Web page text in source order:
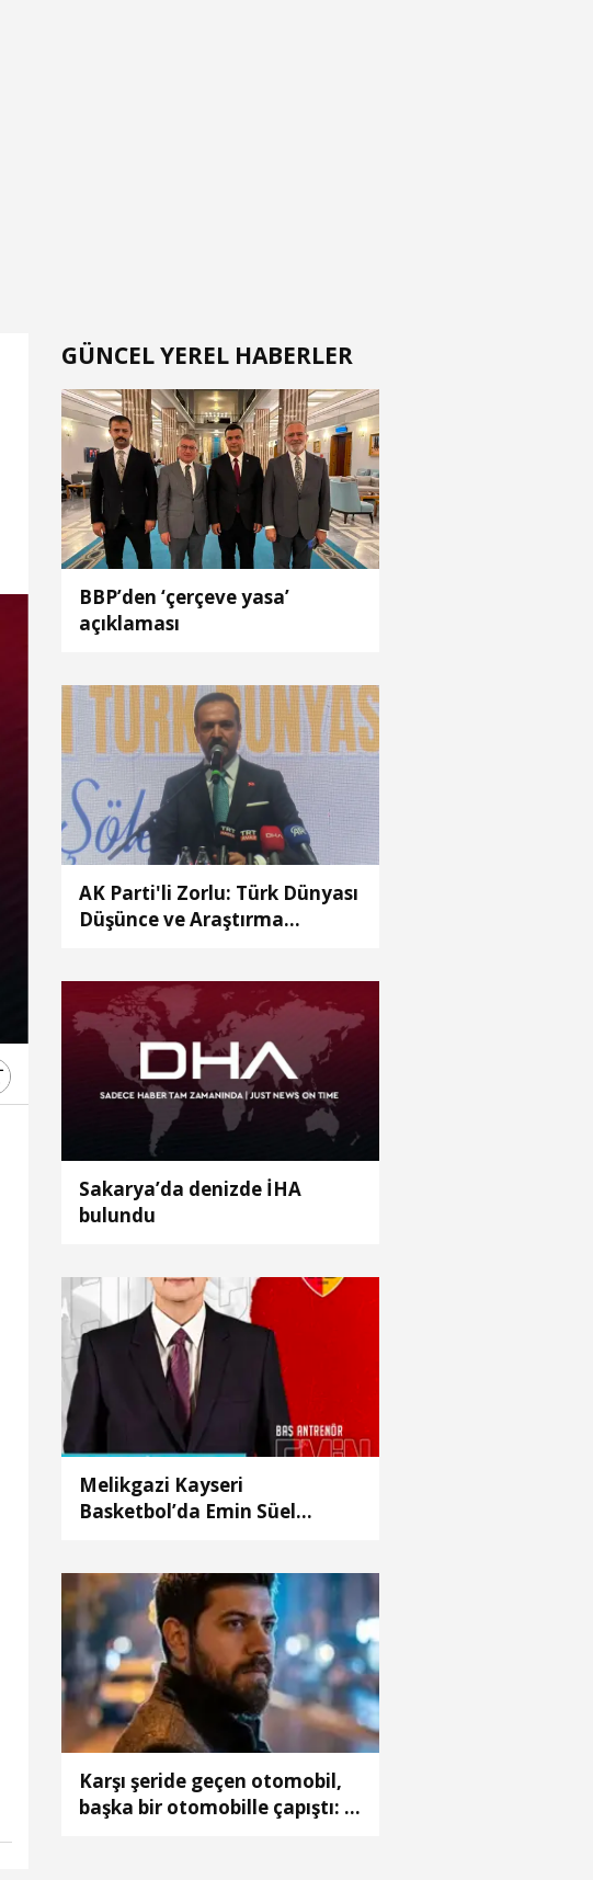
GÜNCEL YEREL HABERLER
BBP’den ‘çerçeve yasa’
açıklaması
AK Parti'li Zorlu: Türk Dünyası
Düşünce ve Araştırma
Sakarya’da denizde İHA
bulundu
Melikgazi Kayseri
Basketbol’da Emin Süel
Karşı şeride geçen otomobil,
başka bir otomobille çapıştı: 1